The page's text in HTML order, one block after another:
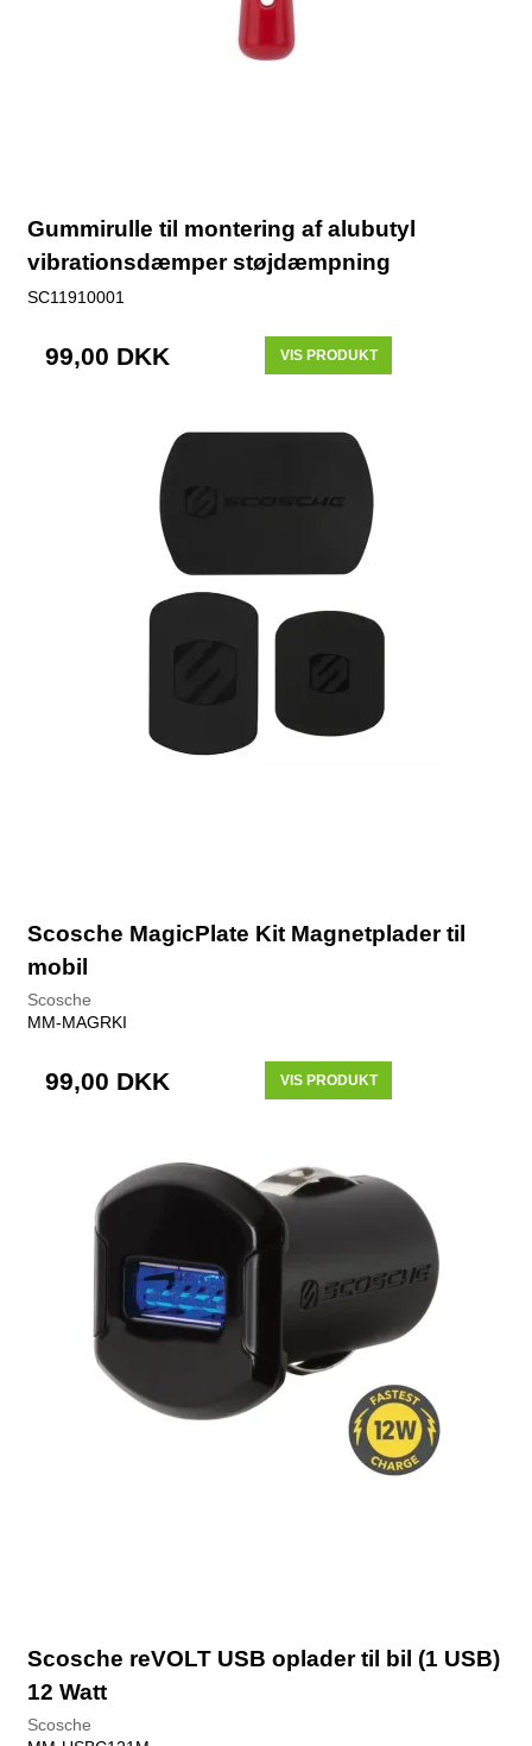
Gummirulle til montering af alubutyl
vibrationsdæmper støjdæmpning
SC11910001
99,00 DKK VIS PRODUKT
Scosche MagicPlate Kit Magnetplader til
mobil
Scosche
MM-MAGRKI
99,00 DKK VIS PRODUKT
Scosche reVOLT USB oplader til bil (1 USB)
12 Watt
Scosche